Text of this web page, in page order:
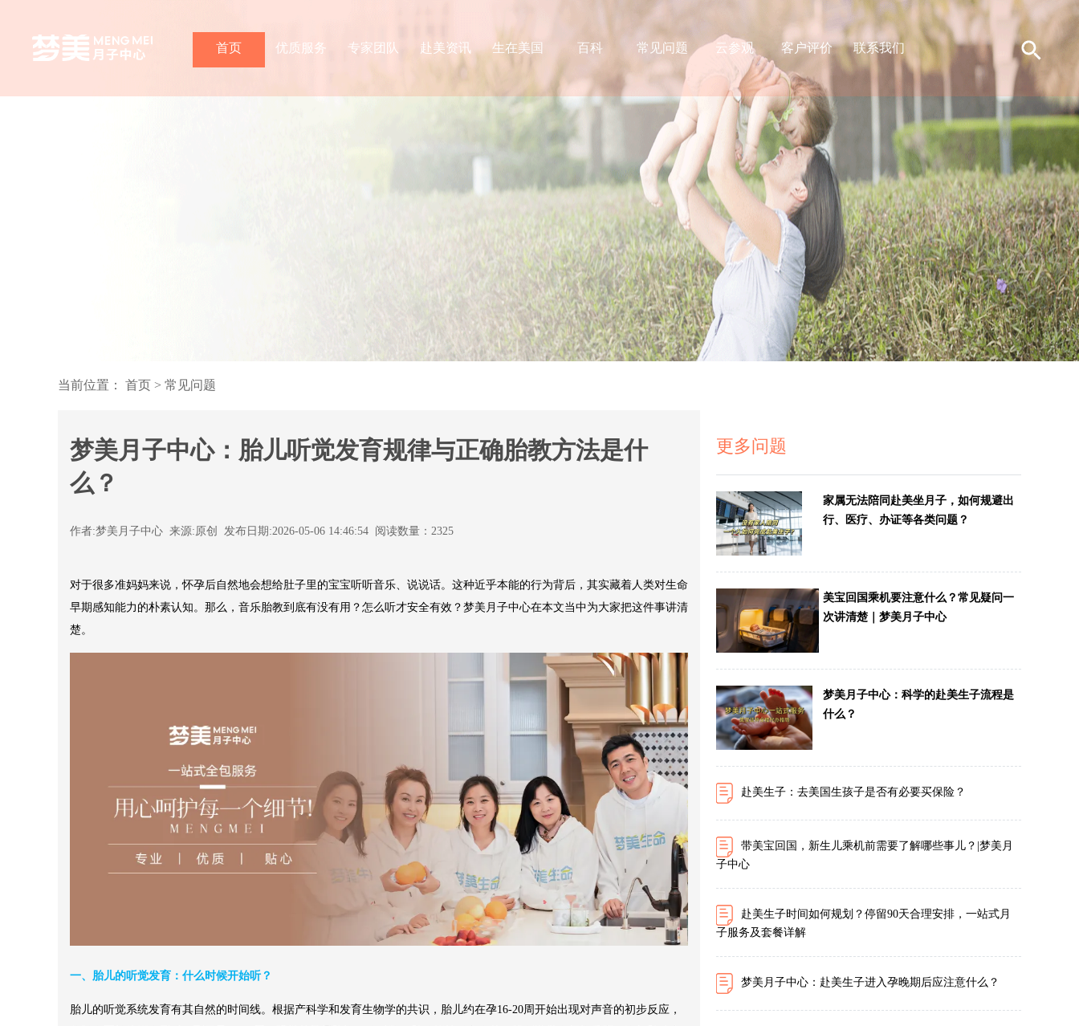
首页 优质服务 专家团队 赴美资讯 生在美国 百科 常见问题 云参观 客户评价 联系我们
当前位置： 首页 > 常见问题
梦美月子中心：胎儿听觉发育规律与正确胎教方法是什
么？
作者:梦美月子中心 来源:原创 发布日期:2026-05-06 14:46:54 阅读数量：2325
对于很多准妈妈来说，怀孕后自然地会想给肚子里的宝宝听听音乐、说说话。这种近乎本能的行为背后，其实藏着人类对生命
早期感知能力的朴素认知。那么，音乐胎教到底有没有用？怎么听才安全有效？梦美月子中心在本文当中为大家把这件事讲清
楚。
一、胎儿的听觉发育：什么时候开始听？
胎儿的听觉系统发育有其自然的时间线。根据产科学和发育生物学的共识，胎儿约在孕16-20周开始出现对声音的初步反应，
更多问题
家属无法陪同赴美坐月子，如何规避出
行、医疗、办证等各类问题？
美宝回国乘机要注意什么？常见疑问一
次讲清楚｜梦美月子中心
梦美月子中心：科学的赴美生子流程是
什么？
赴美生子：去美国生孩子是否有必要买保险？
带美宝回国，新生儿乘机前需要了解哪些事儿？|梦美月
子中心
赴美生子时间如何规划？停留90天合理安排，一站式月
子服务及套餐详解
梦美月子中心：赴美生子进入孕晚期后应注意什么？